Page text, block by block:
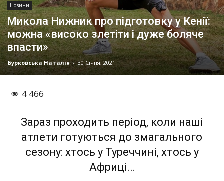
Новини
Микола Нижник про підготовку у Кенії:
можна «високо злетіти і дуже боляче
впасти»
Бурковська Наталія - 30 Січня, 2021
4 466
Зараз проходить період, коли наші
атлети готуються до змагального
сезону: хтось у Туреччині, хтось у
Африці…